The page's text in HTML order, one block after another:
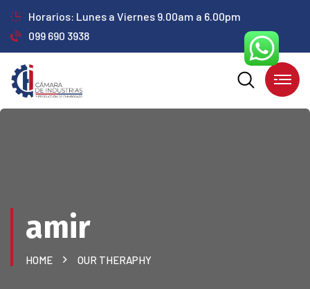
Horarios: Lunes a Viernes 9.00am a 6.00pm
099 690 3938
amir
HOME OUR THERAPHY